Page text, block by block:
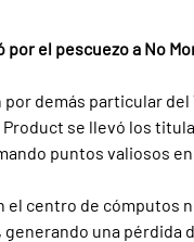
el pescuezo a No
demás particular del
Product se llevó los
puntos valiosos
el centro de cómputos
una pérdida